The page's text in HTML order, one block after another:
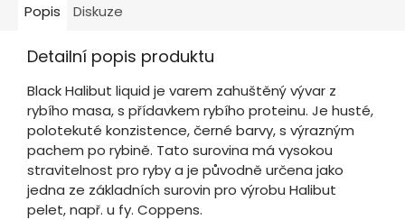
Popis Diskuze
Detailní popis produktu
Black Halibut liquid je varem zahuštěný vývar z
rybího masa, s přídavkem rybího proteinu. Je husté,
polotekuté konzistence, černé barvy, s výrazným
pachem po rybině. Tato surovina má vysokou
stravitelnost pro ryby a je původně určena jako
jedna ze základních surovin pro výrobu Halibut
pelet, např. u fy. Coppens.